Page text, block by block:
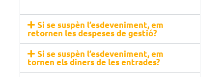
Si se suspèn l’esdeveniment, em
retornen les despeses de gestió?
Si se suspèn l’esdeveniment, em
tornen els diners de les entrades?